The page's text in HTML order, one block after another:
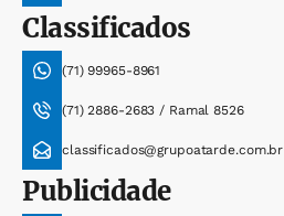
Classificados
(71) 99965-8961
(71) 2886-2683 / Ramal 8526
classificados@grupoatarde.com.br
Publicidade